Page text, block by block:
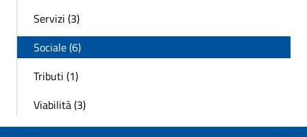
Servizi (3)
Sociale (6)
Tributi (1)
Viabilità (3)